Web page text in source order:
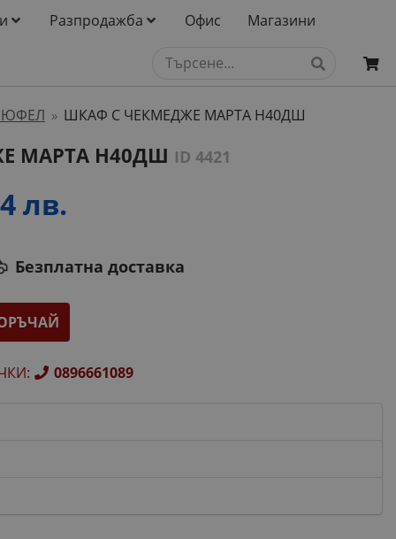
Разпродажба Офис Магазини
» ШКАФ С ЧЕКМЕДЖЕ МАРТА Н40ДШ
МАРТА Н40ДШ ID 4421
лв.
Безплатна доставка
: 0896661089